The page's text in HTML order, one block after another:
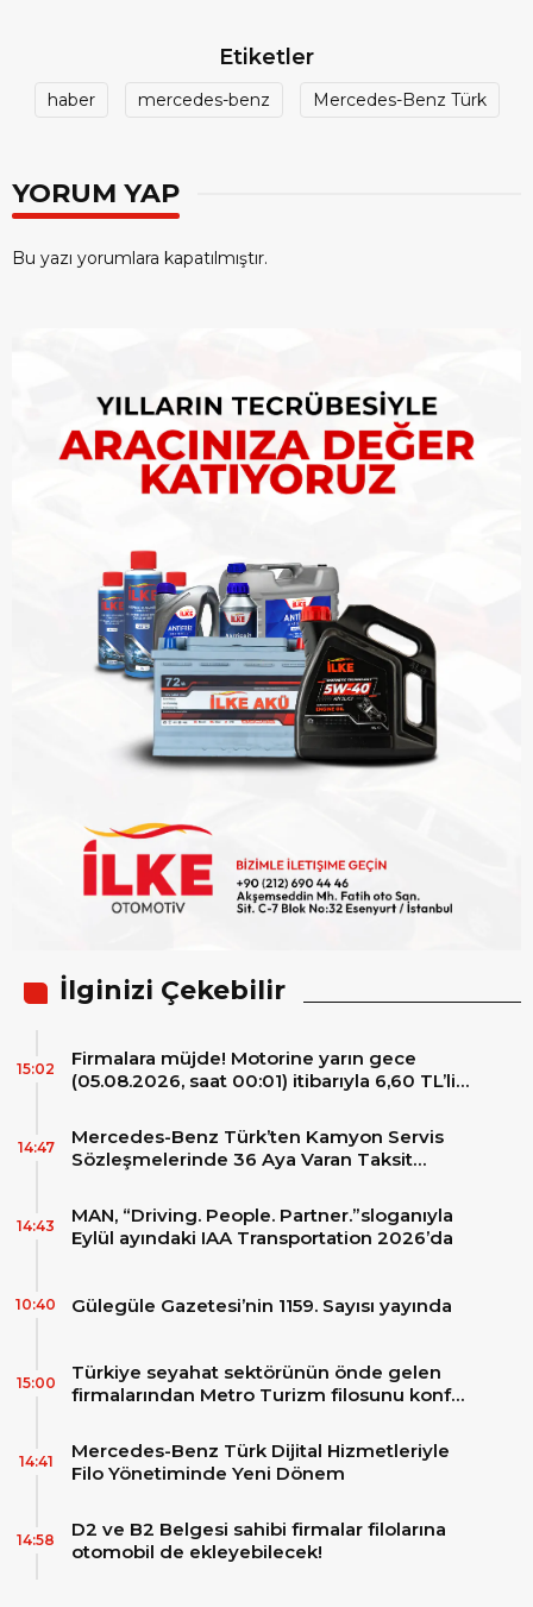
Etiketler
haber mercedes-benz Mercedes-Benz Türk
YORUM YAP
Bu yazı yorumlara kapatılmıştır.
İlginizi Çekebilir
Firmalara müjde! Motorine yarın gece
(05.08.2026, saat 00:01) itibarıyla 6,60 TL’lik
15:02
Mercedes-Benz Türk’ten Kamyon Servis
Sözleşmelerinde 36 Aya Varan Taksit
14:47
MAN, “Driving. People. Partner.”sloganıyla
Eylül ayındaki IAA Transportation 2026’da
14:43
Gülegüle Gazetesi’nin 1159. Sayısı yayında
10:40
Türkiye seyahat sektörünün önde gelen
firmalarından Metro Turizm filosunu konfor
MAN Skyliner ile güçlendirdi!
15:00
Mercedes-Benz Türk Dijital Hizmetleriyle
Filo Yönetiminde Yeni Dönem
14:41
D2 ve B2 Belgesi sahibi firmalar filolarına
otomobil de ekleyebilecek!
14:58